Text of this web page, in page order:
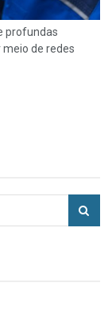
profundas
de redes